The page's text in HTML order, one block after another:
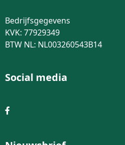
Bedrijfsgegevens
KVK: 77929349
BTW NL: NL003260543B14
Social media